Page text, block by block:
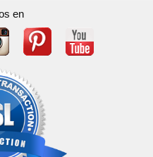
en